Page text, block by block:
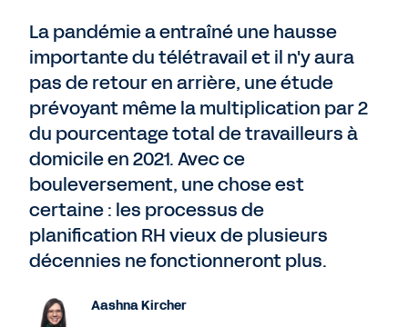
La pandémie a entraîné une hausse
importante du télétravail et il n'y aura
pas de retour en arrière, une étude
prévoyant même la multiplication par 2
du pourcentage total de travailleurs à
domicile en 2021. Avec ce
bouleversement, une chose est
certaine : les processus de
planification RH vieux de plusieurs
décennies ne fonctionneront plus.
Aashna Kircher